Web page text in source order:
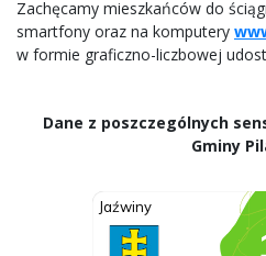
Zachęcamy mieszkańców do
smartfony oraz na komputery
w formie graficzno-liczbowej
Dane z poszczególnych
Gminy